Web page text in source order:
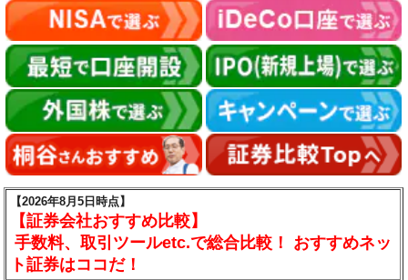
【2026年8月5日時点】
【証券会社おすすめ比較】
手数料、取引ツールetc.で総合比較！ おすすめネッ
ト証券はココだ！